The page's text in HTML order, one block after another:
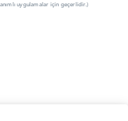
uygulamalar için geçerlidir.)